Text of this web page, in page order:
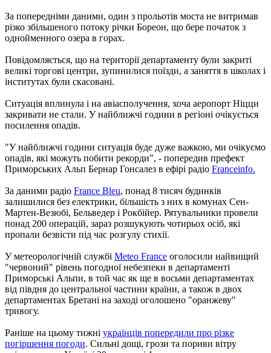
За попередніми даними, один з прольотів моста не витримав
різко збільшеного потоку річки Бореон, що бере початок з
однойменного озера в горах.
Повідомляється, що на території департаменту були закриті
великі торгові центри, зупинилися поїзди, а заняття в школах і
інститутах були скасовані.
Ситуація вплинула і на авіасполучення, хоча аеропорт Ніцци
закривати не стали. У найближчі години в регіоні очікується
посилення опадів.
"У найближчі години ситуація буде дуже важкою, ми очікуємо
опадів, які можуть побити рекорди", - попередив префект
Приморських Альп Бернар Гонсалез в ефірі радіо Franceinfo.
За даними радіо France Bleu, понад 8 тисяч будинків
залишилися без електрики, більшість з них в комунах Сен-
Мартен-Везюбі, Бельведер і Рокбійер. Рятувальники провели
понад 200 операцій, зараз розшукують чотирьох осіб, які
пропали безвісти під час розгулу стихії.
У метеорологічній службі Meteo France оголосили найвищий
"червоний" рівень погодної небезпеки в департаменті
Приморські Альпи, в той час як ще в восьми департаментах
від півдня до центральної частини країни, а також в двох
департаментах Бретані на заході оголошено "оранжеву"
тривогу.
Раніше на цьому тижні українців попередили про різке
погіршення погоди. Сильні дощі, грози та пориви вітру